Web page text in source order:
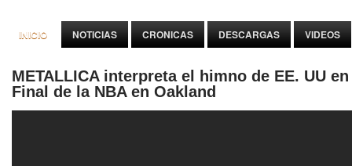
INICIO NOTICIAS CRONICAS DESCARGAS VIDEOS
METALLICA interpreta el himno de EE. UU
Final de la NBA en Oakland